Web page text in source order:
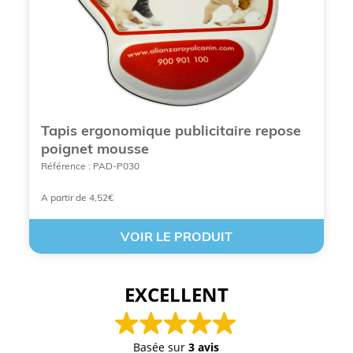
de souris ergonomique publicitaireou non. Plus
votre bureau possède un grand espace, plus vous
pourrez préférer un modèle de taille importante. À
cela peuvent s’ajouter des équipements pouvant se
glisser en dessous du clavier qui vous donneront
plus de liberté de mouvement. Le dernier point à
prendre en compte est la fréquence à laquelle vous
déplacez votre souris.
Le tapis de souris ergonomique
Côté forme, lestapis de souris ergonomiquesen
possèdent une diversité. Allant de la forme
rectangulaire, aux bords arrondis, au carré, ils se
ergonomie est associée à son design et son choix
se fait en fonction de la surface de votre bureau. Il
faut également tenir compte de vos goûts pour
réussir à apporter de l’esthétisme à votre plan de
travail. Selon la préférence, vous pourrez avoir
Tapis ergonomique publicitaire repose
poignet mousse
Référence : PAD-P030
A partir de 4,52€
VOIR LE PRODUIT
EXCELLENT
Basée sur3 avis